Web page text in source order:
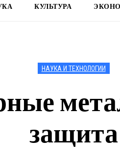
КУЛЬТУРА
НАУКА И ТЕХНОЛОГИИ
защита